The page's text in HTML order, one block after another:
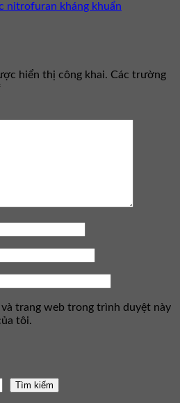
nitrofuran kháng khuẩn
hiển thị công khai. Các trường
trang web trong trình duyệt này
tôi.
Tìm kiếm